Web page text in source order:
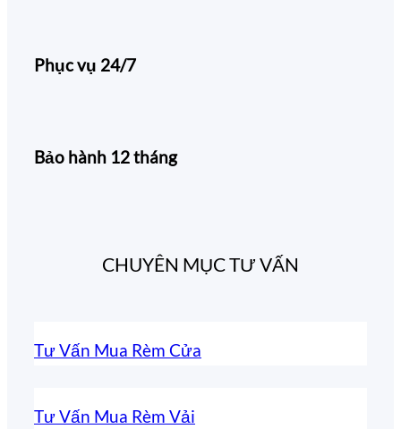
Phục vụ 24/7
Bảo hành 12 tháng
CHUYÊN MỤC TƯ VẤN
Tư Vấn Mua Rèm Cửa
Tư Vấn Mua Rèm Vải